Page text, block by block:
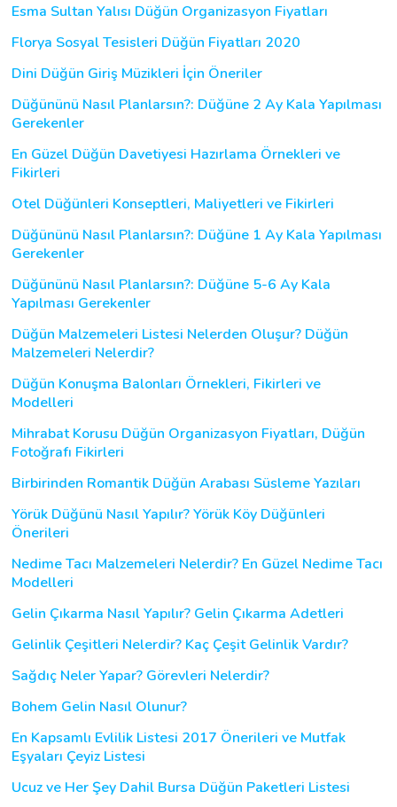
Esma Sultan Yalısı Düğün Organizasyon Fiyatları
Florya Sosyal Tesisleri Düğün Fiyatları 2020
Dini Düğün Giriş Müzikleri İçin Öneriler
Düğününü Nasıl Planlarsın?: Düğüne 2 Ay Kala Yapılması
Gerekenler
En Güzel Düğün Davetiyesi Hazırlama Örnekleri ve
Fikirleri
Otel Düğünleri Konseptleri, Maliyetleri ve Fikirleri
Düğününü Nasıl Planlarsın?: Düğüne 1 Ay Kala Yapılması
Gerekenler
Düğününü Nasıl Planlarsın?: Düğüne 5-6 Ay Kala
Yapılması Gerekenler
Düğün Malzemeleri Listesi Nelerden Oluşur? Düğün
Malzemeleri Nelerdir?
Düğün Konuşma Balonları Örnekleri, Fikirleri ve
Modelleri
Mihrabat Korusu Düğün Organizasyon Fiyatları, Düğün
Fotoğrafı Fikirleri
Birbirinden Romantik Düğün Arabası Süsleme Yazıları
Yörük Düğünü Nasıl Yapılır? Yörük Köy Düğünleri
Önerileri
Nedime Tacı Malzemeleri Nelerdir? En Güzel Nedime Tacı
Modelleri
Gelin Çıkarma Nasıl Yapılır? Gelin Çıkarma Adetleri
Gelinlik Çeşitleri Nelerdir? Kaç Çeşit Gelinlik Vardır?
Sağdıç Neler Yapar? Görevleri Nelerdir?
Bohem Gelin Nasıl Olunur?
En Kapsamlı Evlilik Listesi 2017 Önerileri ve Mutfak
Eşyaları Çeyiz Listesi
Ucuz ve Her Şey Dahil Bursa Düğün Paketleri Listesi